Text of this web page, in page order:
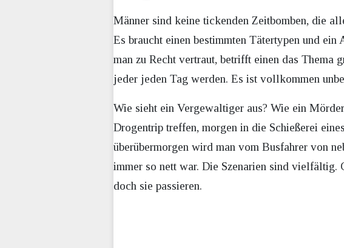
Männer sind keine tickenden Zeitbomben, die
Es braucht einen bestimmten Tätertypen und
man zu Recht vertraut, betrifft einen das
jeder jeden Tag werden. Es ist vollkommen
Wie sieht ein Vergewaltiger aus? Wie ein
Drogentrip treffen, morgen in die Schießerei
überübermorgen wird man vom Busfahrer von
immer so nett war. Die Szenarien sind
doch sie passieren.